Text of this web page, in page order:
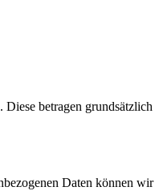
betragen
Daten können